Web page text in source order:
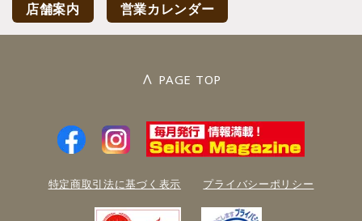
店舗案内 営業カレンダー
∧ PAGE TOP
特定商取引法に基づく表示 プライバシーポリシー